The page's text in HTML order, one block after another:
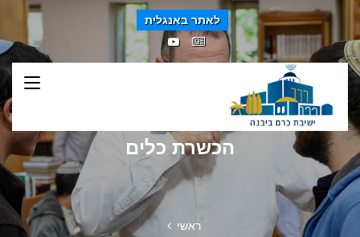
לאתר באנגלית
הכשרת כלים
ראשי